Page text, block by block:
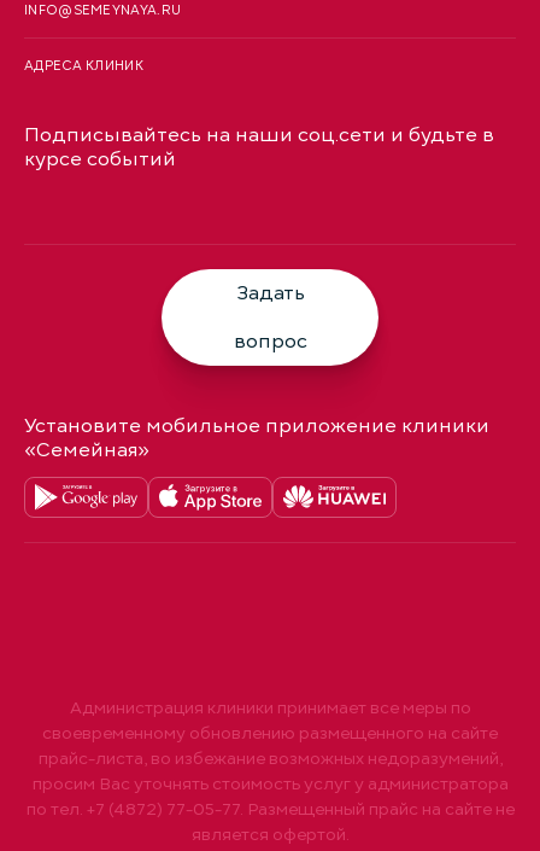
INFO@SEMEYNAYA.RU
АДРЕСА КЛИНИК
Подписывайтесь на наши соц.сети и будьте в
курсе событий
Задать
вопрос
Установите мобильное приложение клиники
«Семейная»
Администрация клиники принимает все меры по
своевременному обновлению размещенного на сайте
прайс-листа, во избежание возможных недоразумений,
просим Вас уточнять стоимость услуг у администратора
по тел. +7 (4872) 77-05-77. Размещенный прайс на сайте не
является офертой.